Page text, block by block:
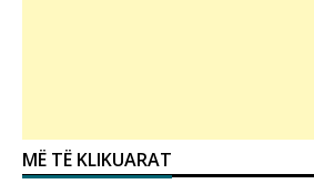
MË TË KLIKUARAT